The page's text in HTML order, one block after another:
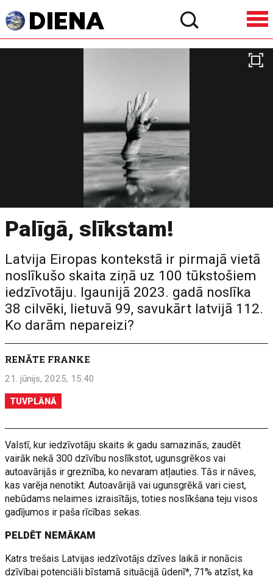
Palīgā, slīkstam!
Latvija Eiropas kontekstā ir pirmajā vietā
noslīkušo skaita ziņā uz 100 tūkstošiem
iedzīvotāju. Igaunijā 2023. gadā noslīka
38 cilvēki, lietuvā 99, savukārt latvijā 112.
Ko darām nepareizi?
RENĀTE FRANKE
21. jūnijs, 2025, 15:40
TUVPLĀNĀ
Valstī, kur iedzīvotāju skaits ik gadu samazinās, zaudēt
vairāk nekā 300 dzīvību noslīkstot, ugunsgrēkos vai
autoavārijās ir greznība, ko nevaram atļauties. Tās ir nāves,
kas varēja nenotikt. Autoavārijā vai ugunsgrēkā vari ciest,
nebūdams nelaimes izraisītājs, toties noslīkšana teju visos
gadījumos ir paša rīcības sekas.
PELDĒT NEMĀKAM
Katrs trešais Latvijas iedzīvotājs dzīves laikā ir nonācis
dzīvībai potenciāli bīstamā situācijā ūdenī*, 71% atzīst, ka